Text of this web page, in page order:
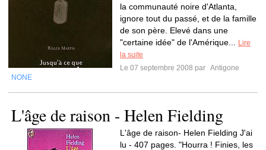
la communauté noire d'Atlanta,
ignore tout du passé, et de la famille
de son père. Elevé dans une
"certaine idée" de l'Amérique...
Lire
la suite
Le 07 septembre 2008 par Antigone
NONE
L'âge de raison - Helen Fielding
L'âge de raison- Helen Fielding J'ai
lu - 407 pages. "Hourra ! Finies, les